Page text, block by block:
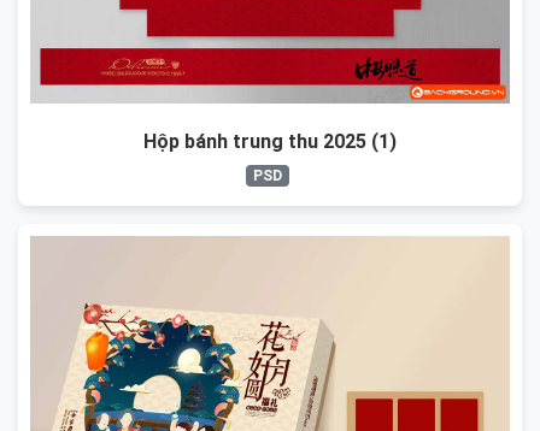
Hộp bánh trung thu 2025 (1)
PSD